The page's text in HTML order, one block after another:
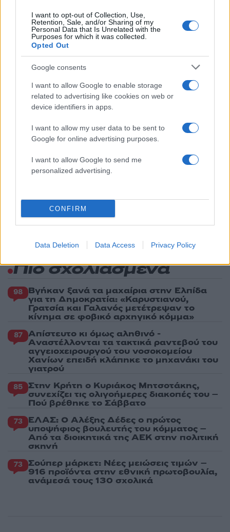
I want to opt-out of Collection, Use,
Retention, Sale, and/or Sharing of my
Personal Data that Is Unrelated with the
Purposes for which it was collected.
Opted Out
Google consents
I want to allow Google to enable storage
related to advertising like cookies on web or
device identifiers in apps.
I want to allow my user data to be sent to
Google for online advertising purposes.
I want to allow Google to send me
personalized advertising.
CONFIRM
Data Deletion Data Access Privacy Policy
Πιο δημοφιλή
Κωνσταντίνος Αργυρός και Αλεξάνδρα
Νίκα κάνουν διακοπές με πολυτελές γιοτ
με τα δύο παιδιά τους
Η Άννα Βίσση ξετρελάθηκε με μπάντα που
έπαιζε Τσιτσάνη στο Φισκάρδο και τους
πρότεινε συνεργασία
πατέρας του, Χόρχε
Ελίζαμπεθ Ελέτσι και Νεκτάριος Λεμονίδης
Ηφαίστειο Σαντορίνης: Ένας 15χρονος που
δεν πρόλαβε να ξεφύγει από το τσουνάμι
μπορεί να αλλάξει τη χρονολογία της
Πιο σχολιασμένα
98 Βγήκαν ξανά τα μαχαίρια στην Ελπίδα
για τη Δημοκρατία: «Καρυστιανού,
Γρατσία και Γαλανός μετέτρεψαν το
κίνημα σε φοβικό αρχηγικό κόμμα»
87 Απίστευτο κι όμως αληθινό -
Aναστέλλονται τα τακτικά ραντεβού του
αγγειοχειρουργού του νοσοκομείου
Χανίων επειδή κλάπηκε το μηχανάκι του
γιατρού
85 Στην Κρήτη ο Κυριάκος Μητσοτάκης,
συνεχίζει τις ολιγοήμερες διακοπές του –
Πού βρέθηκε το Σάββατο
73 ΕΛΑΣ: Ο Αλέξης Δέδες ο πρώτος
υποψήφιος βουλευτής του κόμματος –
Από τα διοικητικά της ΑΕΚ στην πολιτική
σκηνή
73 Σούπερ μάρκετ: Νέες μειώσεις τιμών –
916 προϊόντα στην εθνική πρωτοβουλία,
ανάμεσά τους 130 σχολικά